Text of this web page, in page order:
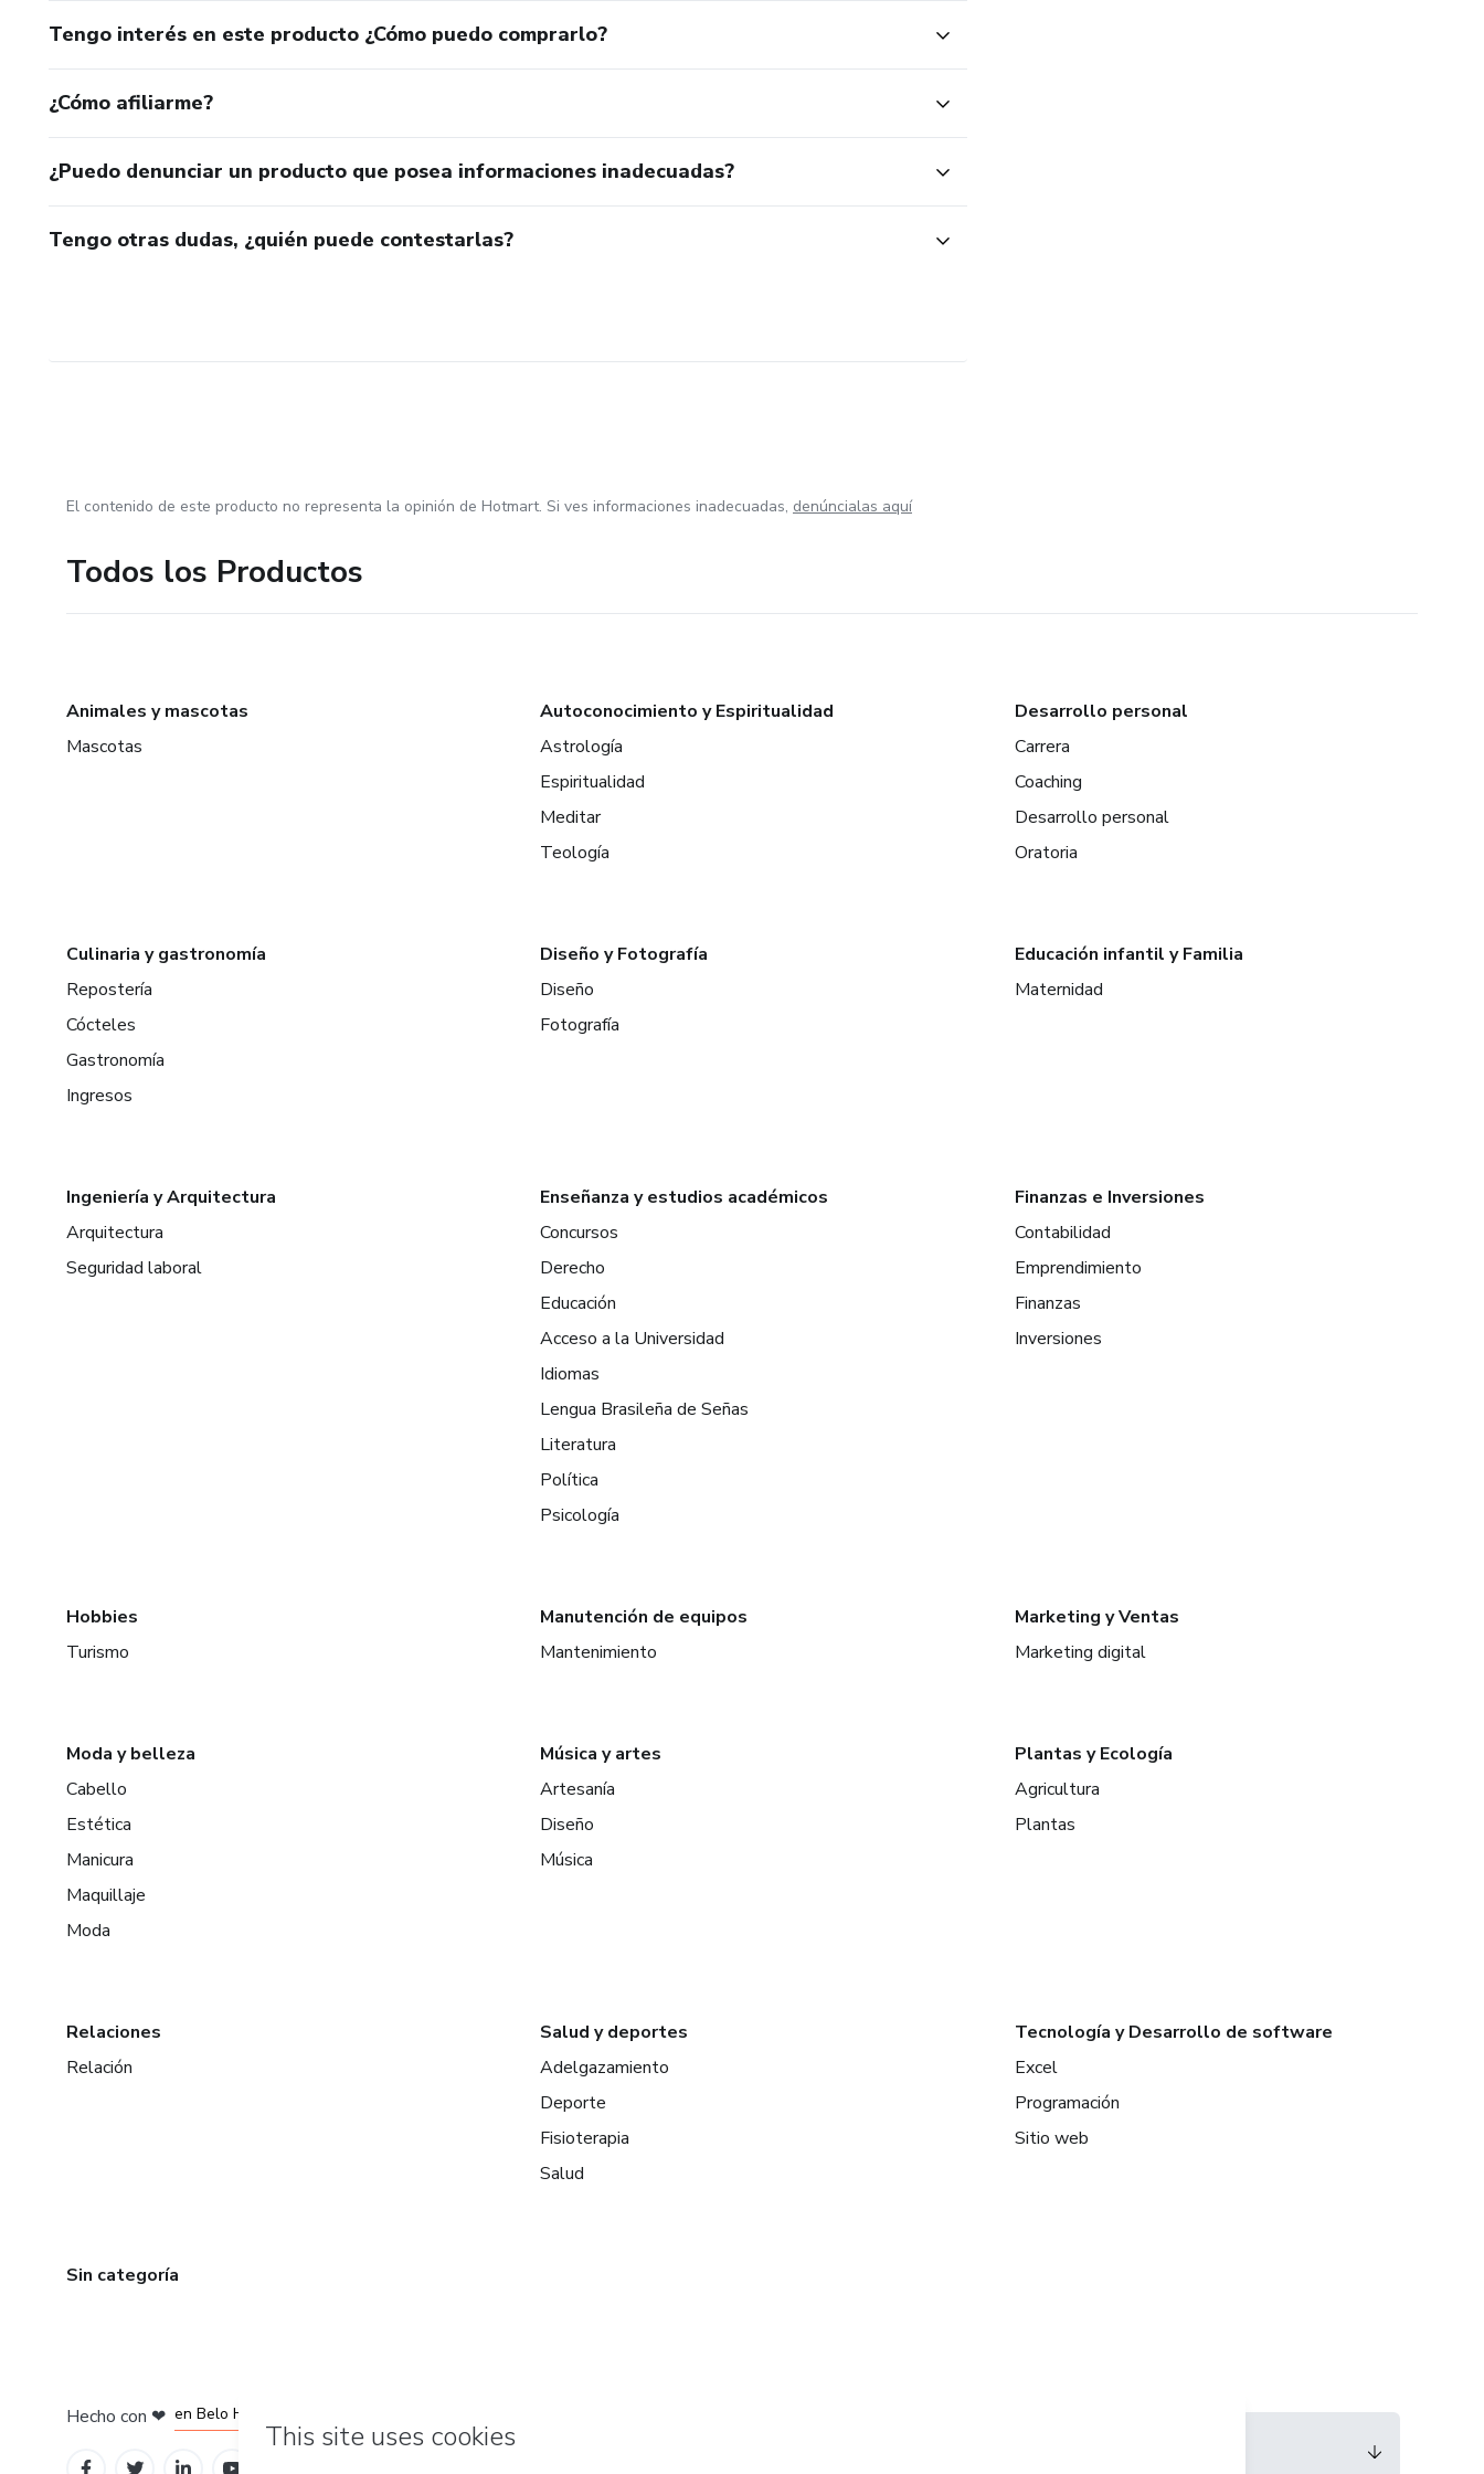
Tengo interés en este producto ¿Cómo puedo comprarlo?
¿Cómo afiliarme?
¿Puedo denunciar un producto que posea informaciones inadecuadas?
Tengo otras dudas, ¿quién puede contestarlas?
El contenido de este producto no representa la opinión de Hotmart. Si ves informaciones inadecuadas, denúncialas aquí
Todos los Productos
Animales y mascotas
Mascotas
Autoconocimiento y Espiritualidad
Astrología
Espiritualidad
Meditar
Teología
Desarrollo personal
Carrera
Coaching
Desarrollo personal
Oratoria
Culinaria y gastronomía
Repostería
Cócteles
Gastronomía
Ingresos
Diseño y Fotografía
Diseño
Fotografía
Educación infantil y Familia
Maternidad
Ingeniería y Arquitectura
Arquitectura
Seguridad laboral
Enseñanza y estudios académicos
Concursos
Derecho
Educación
Acceso a la Universidad
Idiomas
Lengua Brasileña de Señas
Literatura
Política
Psicología
Finanzas e Inversiones
Contabilidad
Emprendimiento
Finanzas
Inversiones
Hobbies
Turismo
Manutención de equipos
Mantenimiento
Marketing y Ventas
Marketing digital
Moda y belleza
Cabello
Estética
Manicura
Maquillaje
Moda
Música y artes
Artesanía
Diseño
Música
Plantas y Ecología
Agricultura
Plantas
Relaciones
Relación
Salud y deportes
Adelgazamiento
Deporte
Fisioterapia
Salud
Tecnología y Desarrollo de software
Excel
Programación
Sitio web
Sin categoría
Hecho con ❤ en Belo Horizonte